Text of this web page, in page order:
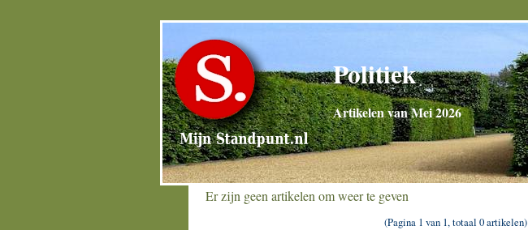
Politiek
Artikelen van Mei 2026
Er zijn geen artikelen om weer te geven
(Pagina 1 van 1, totaal 0 artikelen)